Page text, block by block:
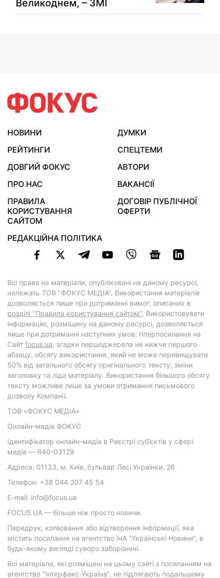
Великоднем, – ЗМІ
НОВИНИ
ДУМКИ
РЕЙТИНГИ
СПЕЦТЕМИ
ДОВГИЙ ФОКУС
АВТОРИ
ПРО НАС
ВАКАНСІЇ
ПРАВИЛА
КОРИСТУВАННЯ
САЙТОМ
ДОГОВІР ПУБЛІЧНОЇ
ОФЕРТИ
РЕДАКЦІЙНА ПОЛІТИКА
Всі права на матеріали, опубліковані на даному ресурсі,
належать ТОВ "ФОКУС МЕДІА". Використання матеріалів
дозволяється лише при дотриманні вимог, описаних в
розділі "Правила користування сайтом". Використовувати
інформацію, розміщену на даному ресурсі, дозволяється
лише при дотриманні наступних умов: гіперпосилання на
Cайт focus.ua, згадки першоджерела не нижче першого
абзацу, обсягу використання, який не може перевищувати
50% від загального обсягу оригінального тексту, зміни
заголовку та ліда матеріалу. Використання більшого обсягу
тексту можливе лише за умови отримання письмового
дозволу Компанії.
ТОВ «ФОКУС МЕДІА»
Онлайн-медіа ФОКУС
Ідентифікатор онлайн-медіа в Реєстрі суб’єктів у сфері
медіа — R40-03129
Адреса: 01133, м. Київ, бульвар Лесі Українки, 26
Телефон: +38 044 207 45 54
E-mail: info@focus.ua
FOCUS.UA — більше ніж просто новини.
Передрук, копіювання або відтворення інформації, яка
містить посилання на агентство ІнА "Українські Новини", в
будь-якому вигляді суворо заборонені.
Всі матеріали, які розміщені на цьому сайті з посиланням на
агентство "Інтерфакс-Україна", не підлягають подальшому